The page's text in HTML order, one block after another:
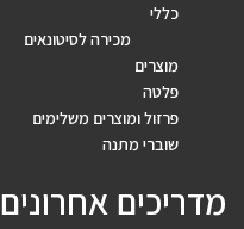
כללי
מכירה לסיטונאים
מוצרים
פלטה
פרזול ומוצרים משלימים
שוברי מתנה
מדריכים אחרונים